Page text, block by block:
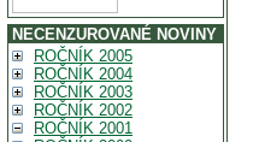
NECENZUROVANÉ NOVINY
ROČNÍK 2005
ROČNÍK 2004
ROČNÍK 2003
ROČNÍK 2002
ROČNÍK 2001